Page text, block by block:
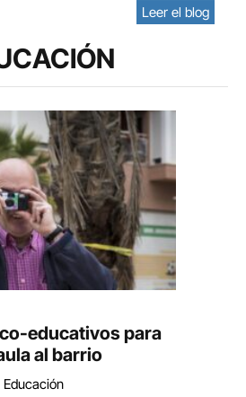
Leer el blog
educativos para
al barrio